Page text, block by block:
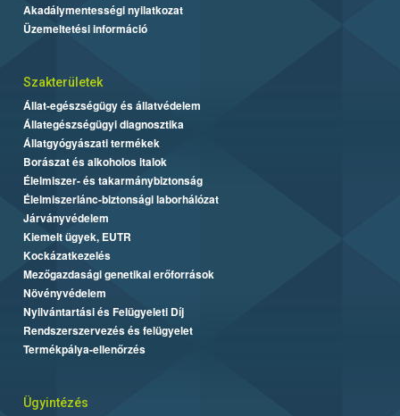
Akadálymentességi nyilatkozat
Üzemeltetési információ
Szakterületek
Állat-egészségügy és állatvédelem
Állategészségügyi diagnosztika
Állatgyógyászati termékek
Borászat és alkoholos italok
Élelmiszer- és takarmánybiztonság
Élelmiszerlánc-biztonsági laborhálózat
Járványvédelem
Kiemelt ügyek, EUTR
Kockázatkezelés
Mezőgazdasági genetikai erőforrások
Növényvédelem
Nyilvántartási és Felügyeleti Díj
Rendszerszervezés és felügyelet
Termékpálya-ellenőrzés
Ügyintézés